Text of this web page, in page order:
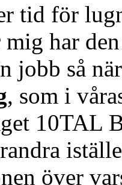
tid för
har
jobb så
, som i
10TAL
över